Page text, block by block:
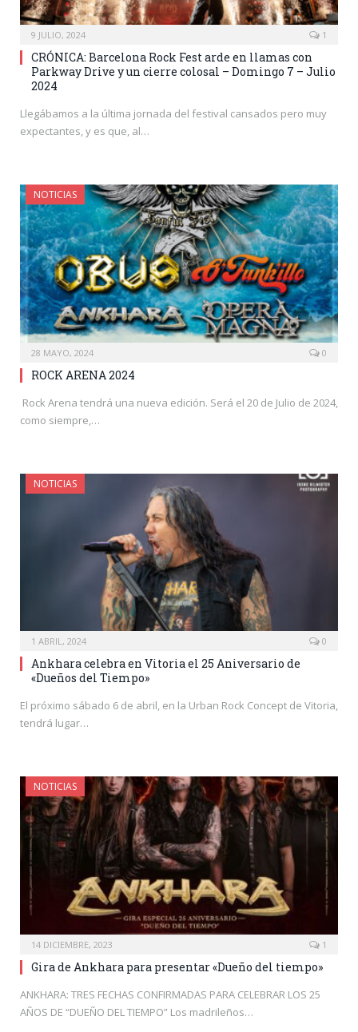
9 JULIO, 2024 1
CRÓNICA: Barcelona Rock Fest arde en llamas con
Parkway Drive y un cierre colosal – Domingo 7 – Julio
2024
Llegábamos a la última jornada del festival cansados pero muy
expectantes, y es que, al…
NOTICIAS
28 MAYO, 2024 0
ROCK ARENA 2024
Rock Arena tendrá una nueva edición. Será el 20 de Julio de 2024,
como siempre,…
NOTICIAS
1 ABRIL, 2024 0
Ankhara celebra en Vitoria el 25 Aniversario de
«Dueños del Tiempo»
El próximo sábado 6 de abril, en la Urban Rock Concept de Vitoria,
tendrá lugar…
NOTICIAS
14 DICIEMBRE, 2023 1
Gira de Ankhara para presentar «Dueño del tiempo»
ANKHARA: TRES FECHAS CONFIRMADAS PARA CELEBRAR LOS 25
AÑOS DE “DUEÑO DEL TIEMPO” Los madrileños…